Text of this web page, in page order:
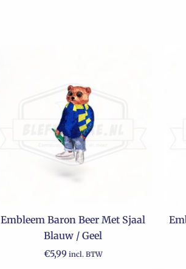
Embleem Baron Beer Met Sjaal
Blauw / Geel
€5,99 incl. BTW